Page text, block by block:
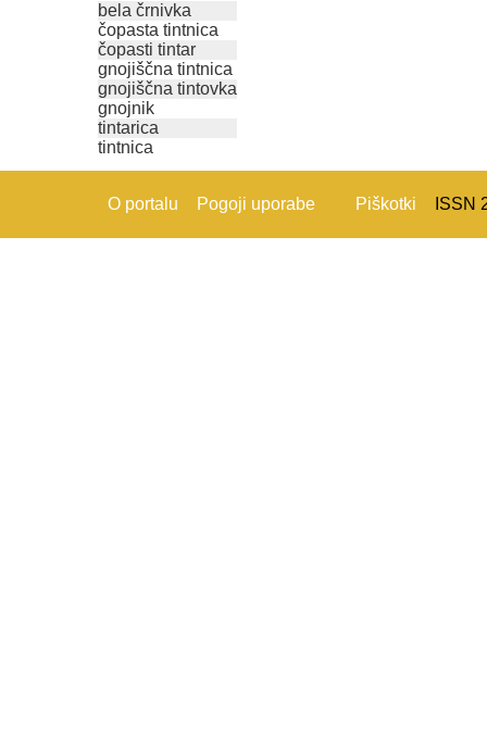
bela črnivka
čopasta tintnica
čopasti tintar
gnojiščna tintnica
gnojiščna tintovka
gnojnik
tintarica
tintnica
O portalu Pogoji uporabe Piškotki ISSN